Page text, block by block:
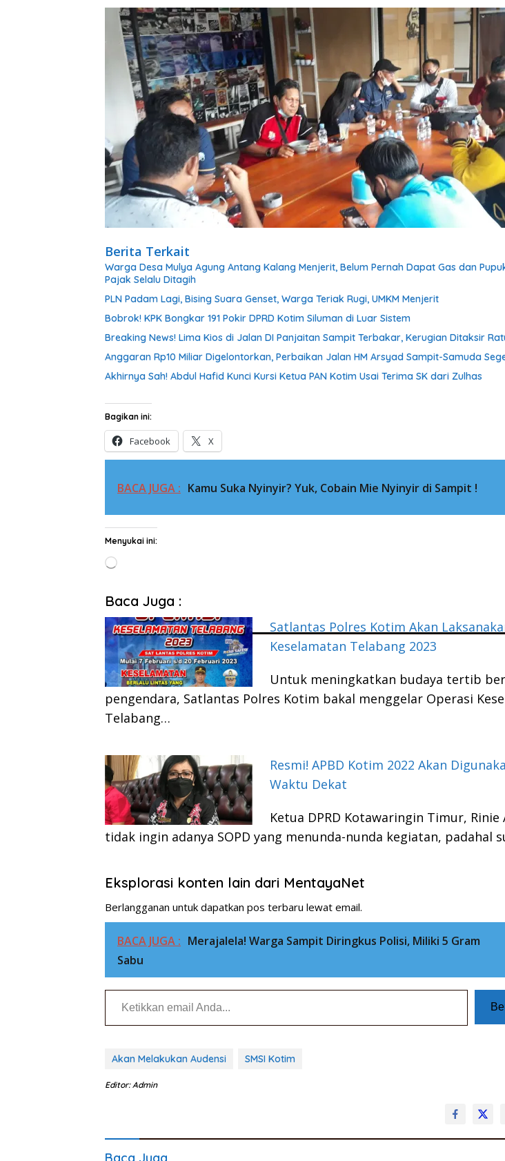
Berita Terkait
Warga Desa Mulya Agung Antang Kalang Menjerit, Belum Pernah Dapat Gas dan
Pajak Selalu Ditagih
PLN Padam Lagi, Bising Suara Genset, Warga Teriak Rugi, UMKM Menjerit
Bobrok! KPK Bongkar 191 Pokir DPRD Kotim Siluman di Luar Sistem
Breaking News! Lima Kios di Jalan DI Panjaitan Sampit Terbakar, Kerugian Ditaksir
Anggaran Rp10 Miliar Digelontorkan, Perbaikan Jalan HM Arsyad Sampit-Samuda
Akhirnya Sah! Abdul Hafid Kunci Kursi Ketua PAN Kotim Usai Terima SK dari Zulhas
Bagikan ini:
Facebook X
BACA JUGA : Kamu Suka Nyinyir? Yuk, Cobain Mie Nyinyir di Sampit !
Menyukai ini:
Memuat...
Baca Juga :
Satlantas Polres Kotim Akan
Keselamatan Telabang 2023
Untuk meningkatkan budaya tertib
pengendara, Satlantas Polres Kotim bakal menggelar Operasi
Telabang…
Resmi! APBD Kotim 2022 Akan
Waktu Dekat
Ketua DPRD Kotawaringin Timur, Rinie
tidak ingin adanya SOPD yang menunda-nunda kegiatan, padahal
Eksplorasi konten lain dari MentayaNet
Berlangganan untuk dapatkan pos terbaru lewat email.
BACA JUGA : Merajalela! Warga Sampit Diringkus Polisi, Miliki 5 Gram
Sabu
Ketikkan email Anda...
Akan Melakukan Audensi SMSI Kotim
Editor: Admin